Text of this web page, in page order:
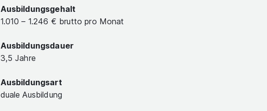
Ausbildungsgehalt
1.010 – 1.246 € brutto pro Monat
Ausbildungsdauer
3,5 Jahre
Ausbildungsart
duale Ausbildung